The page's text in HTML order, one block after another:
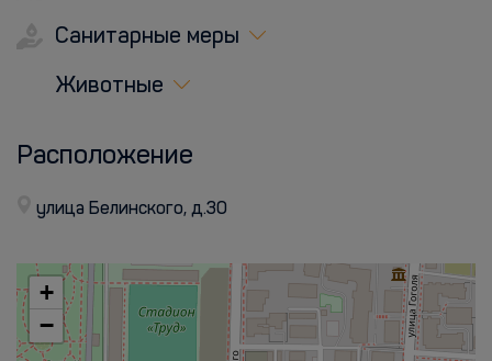
Санитарные меры
Животные
Расположение
улица Белинского, д.30
+
−